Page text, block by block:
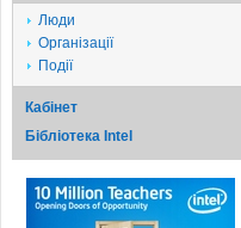
Люди
Організації
Події
Кабінет
Бібліотека Intel